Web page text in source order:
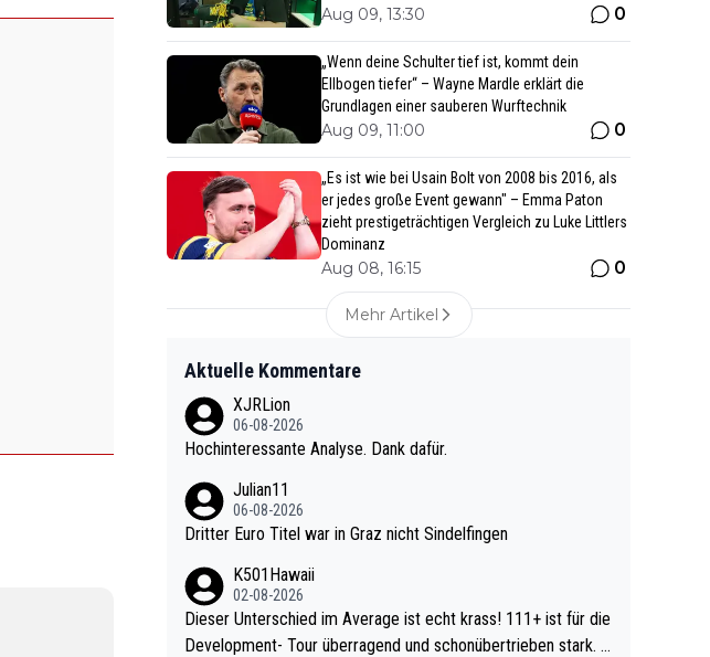
Aug 09, 13:30 0
„Wenn deine Schulter tief ist, kommt dein
Ellbogen tiefer“ – Wayne Mardle erklärt die
Grundlagen einer sauberen Wurftechnik
Aug 09, 11:00 0
„Es ist wie bei Usain Bolt von 2008 bis 2016, als
er jedes große Event gewann" – Emma Paton
zieht prestigeträchtigen Vergleich zu Luke Littlers
Dominanz
Aug 08, 16:15 0
Mehr Artikel
Aktuelle Kommentare
XJRLion
06-08-2026
Hochinteressante Analyse. Dank dafür.
Julian11
06-08-2026
Dritter Euro Titel war in Graz nicht Sindelfingen
K501Hawaii
02-08-2026
Dieser Unterschied im Average ist echt krass! 111+ ist für die
Development- Tour überragend und schonübertrieben stark. U